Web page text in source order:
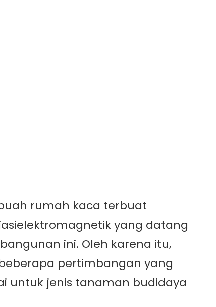
rumah kaca terbuat
yang datang
ini. Oleh karena itu,
pertimbangan yang
untuk jenis tanaman budidaya